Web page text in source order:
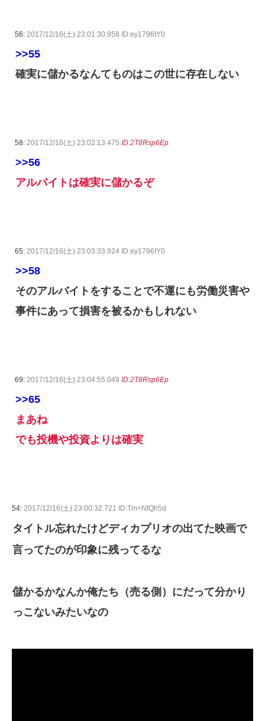
56: 2017/12/16(土) 23:01:30.958 ID:ey1796IY0
>>55
確実に儲かるなんてものはこの世に存在しない
58: 2017/12/16(土) 23:02:13.475 ID:2T8Rsp6Ep
>>56
アルバイトは確実に儲かるぞ
65: 2017/12/16(土) 23:03:33.924 ID:ey1796IY0
>>58
そのアルバイトをすることで不運にも労働災害や
事件にあって損害を被るかもしれない
69: 2017/12/16(土) 23:04:55.049 ID:2T8Rsp6Ep
>>65
まあね
でも投機や投資よりは確実
54: 2017/12/16(土) 23:00:32.721 ID:Tm+NtQh5d
タイトル忘れたけどディカプリオの出てた映画で
言ってたのが印象に残ってるな
儲かるかなんか俺たち（売る側）にだって分かり
っこないみたいなの